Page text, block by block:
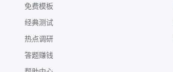
免费模板
经典测试
热点调研
答题赚钱